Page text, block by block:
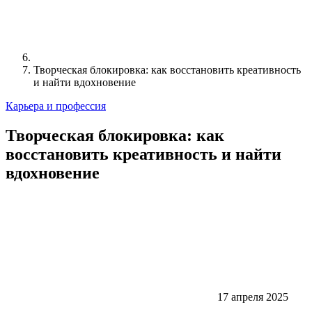
Творческая блокировка: как восстановить креативность
и найти вдохновение
Карьера и профессия
Творческая блокировка: как
восстановить креативность и найти
вдохновение
17 апреля 2025